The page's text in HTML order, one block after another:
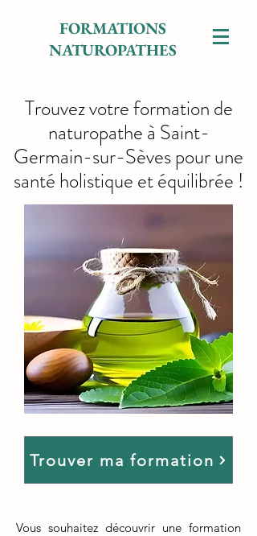
FORMATIONS
NATUROPATHES
Trouvez votre formation de
naturopathe à Saint-
Germain-sur-Sèves pour une
santé holistique et équilibrée !
Trouver ma formation
Vous souhaitez découvrir une formation